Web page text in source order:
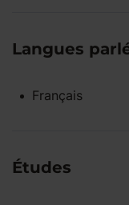
Langues
Français
Études